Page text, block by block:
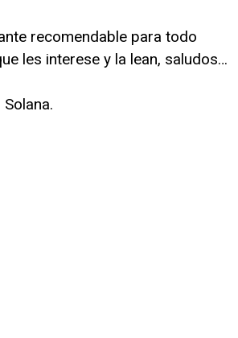
recomendable para todo
les interese y la lean, saludos…